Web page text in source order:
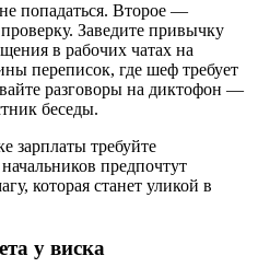
попадаться. Второе —
Заведите привычку
в рабочих чатах на
переписок, где шеф требует
разговоры на диктофон —
беседы.
зарплаты требуйте
предпочтут
которая станет уликой в
у виска